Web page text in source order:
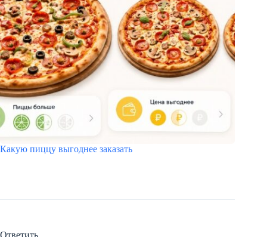
Какую пиццу выгоднее заказать